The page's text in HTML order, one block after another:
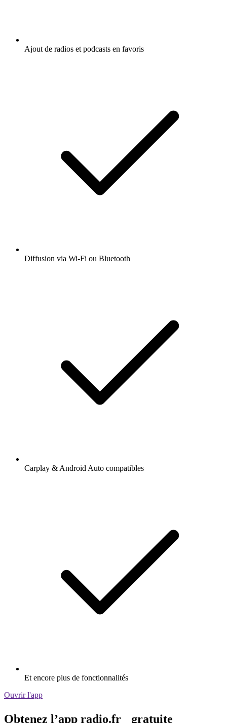
Ajout de radios et podcasts en favoris
Diffusion via Wi-Fi ou Bluetooth
Carplay & Android Auto compatibles
Et encore plus de fonctionnalités
Ouvrir l'app
Obtenez l’app radio.fr gratuite